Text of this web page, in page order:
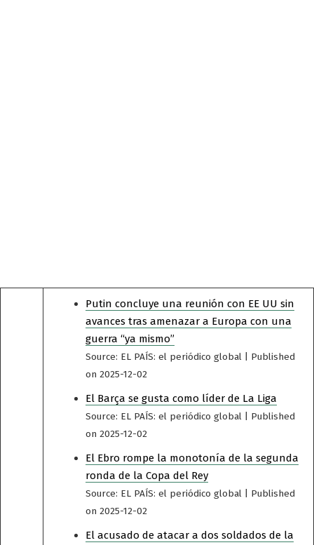
Putin concluye una reunión con EE UU sin
avances tras amenazar a Europa con una
guerra “ya mismo”
Source: EL PAÍS: el periódico global
Published
on 2025-12-02
El Barça se gusta como líder de La Liga
Source: EL PAÍS: el periódico global
Published
on 2025-12-02
El Ebro rompe la monotonía de la segunda
ronda de la Copa del Rey
Source: EL PAÍS: el periódico global
Published
on 2025-12-02
El acusado de atacar a dos soldados de la